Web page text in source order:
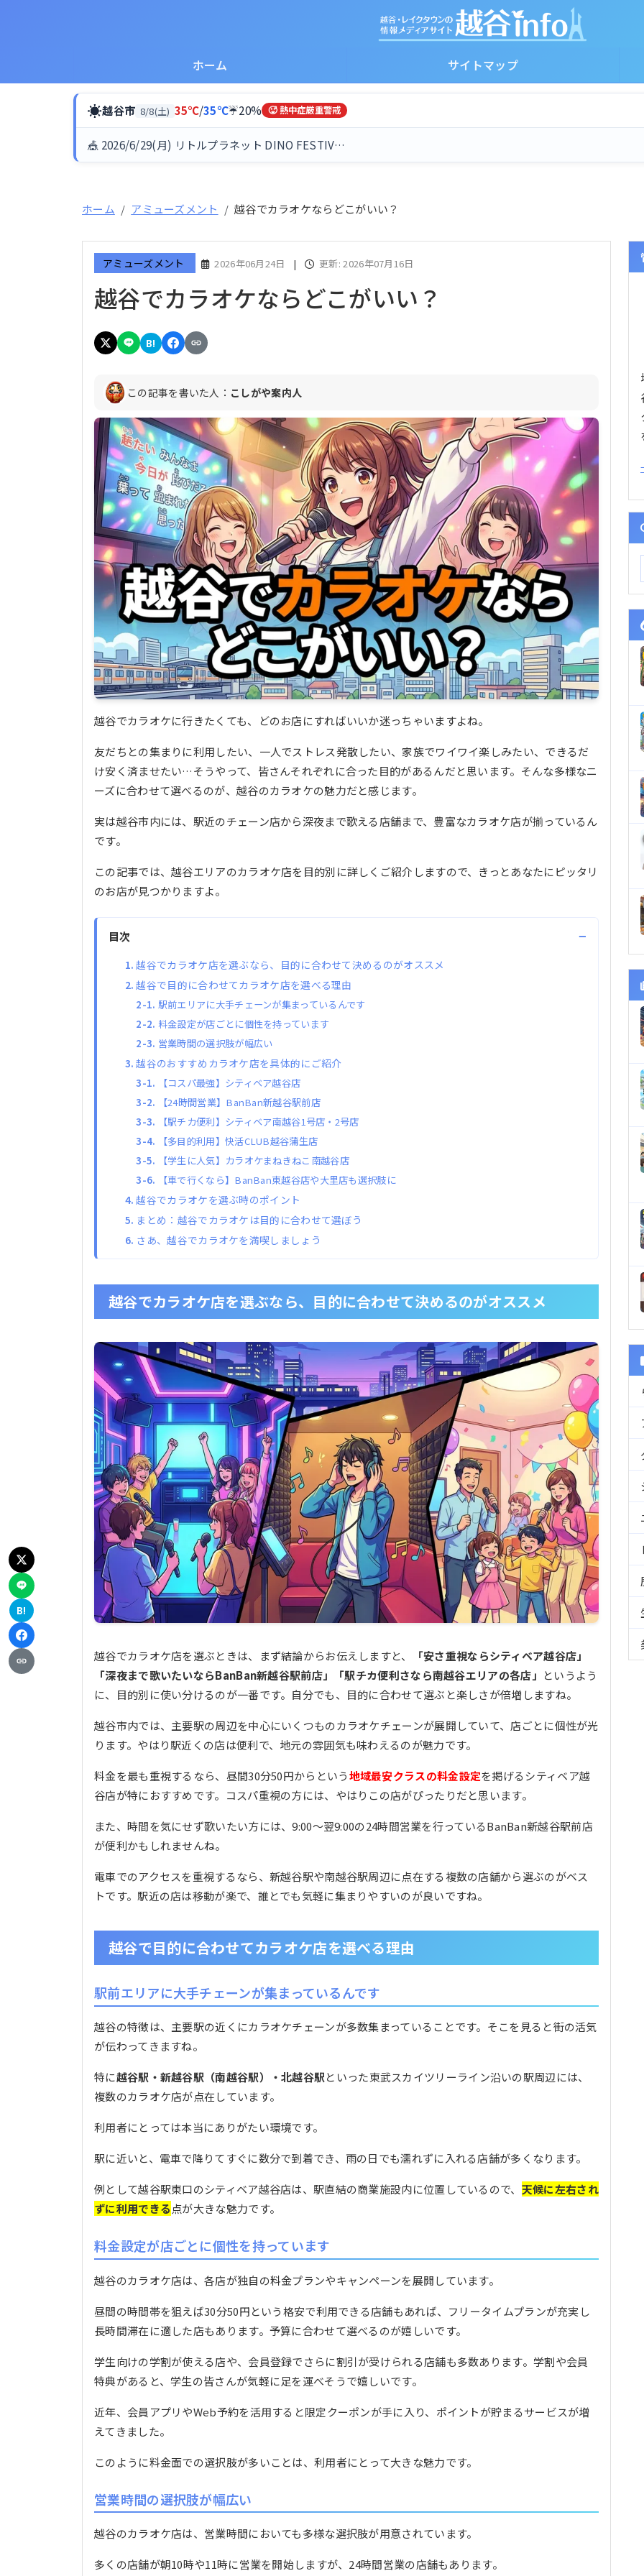
ホーム サイトマップ
☀越谷市 8/8(土) 35℃/35℃☔20% 🥵 熱中症厳重警戒
🎪 2026/6/29(月) リトルプラネット DINO FESTIV…
ホーム アミューズメント 越谷でカラオケならどこがいい？
アミューズメント 2026年06月24日 | 更新: 2026年07月16日
越谷でカラオケならどこがいい？
B!
この記事を書いた人： こしがや案内人
越谷でカラオケに行きたくても、どのお店にすればいいか迷っちゃいますよね。
友だちとの集まりに利用したい、一人でストレス発散したい、家族でワイワイ楽しみたい、できるだ
け安く済ませたい…そうやって、皆さんそれぞれに合った目的があるんだと思います。そんな多様なニ
ーズに合わせて選べるのが、越谷のカラオケの魅力だと感じます。
実は越谷市内には、駅近のチェーン店から深夜まで歌える店舗まで、豊富なカラオケ店が揃っているん
です。
この記事では、越谷エリアのカラオケ店を目的別に詳しくご紹介しますので、きっとあなたにピッタリ
のお店が見つかりますよ。
目次 −
越谷でカラオケ店を選ぶなら、目的に合わせて決めるのがオススメ
越谷で目的に合わせてカラオケ店を選べる理由
駅前エリアに大手チェーンが集まっているんです
料金設定が店ごとに個性を持っています
営業時間の選択肢が幅広い
越谷のおすすめカラオケ店を具体的にご紹介
【コスパ最強】シティベア越谷店
【24時間営業】BanBan新越谷駅前店
【駅チカ便利】シティベア南越谷1号店・2号店
【多目的利用】快活CLUB越谷蒲生店
【学生に人気】カラオケまねきねこ南越谷店
【車で行くなら】BanBan東越谷店や大里店も選択肢に
越谷でカラオケを選ぶ時のポイント
まとめ：越谷でカラオケは目的に合わせて選ぼう
さあ、越谷でカラオケを満喫しましょう
越谷でカラオケ店を選ぶなら、目的に合わせて決めるのがオススメ
越谷でカラオケ店を選ぶときは、まず結論からお伝えしますと、
「安さ重視ならシティベア越谷店」
「深夜まで歌いたいならBanBan新越谷駅前店」「駅チカ便利さなら南越谷エリアの各店」 というよう
に、目的別に使い分けるのが一番です。自分でも、目的に合わせて選ぶと楽しさが倍増しますね。
越谷市内では、主要駅の周辺を中心にいくつものカラオケチェーンが展開していて、店ごとに個性が光
ります。やはり駅近くの店は便利で、地元の雰囲気も味わえるのが魅力です。
料金を最も重視するなら、昼間30分50円からという地域最安クラスの料金設定を掲げるシティベア越
谷店が特におすすめです。コスパ重視の方には、やはりこの店がぴったりだと思います。
また、時間を気にせず歌いたい方には、9:00〜翌9:00の24時間営業を行っているBanBan新越谷駅前店
が便利かもしれませんね。
電車でのアクセスを重視するなら、新越谷駅や南越谷駅周辺に点在する複数の店舗から選ぶのがベス
トです。駅近の店は移動が楽で、誰とでも気軽に集まりやすいのが良いですね。
越谷で目的に合わせてカラオケ店を選べる理由
駅前エリアに大手チェーンが集まっているんです
越谷の特徴は、主要駅の近くにカラオケチェーンが多数集まっていることです。そこを見ると街の活気
が伝わってきますね。
特に越谷駅・新越谷駅（南越谷駅）・北越谷駅といった東武スカイツリーライン沿いの駅周辺には、
複数のカラオケ店が点在しています。
利用者にとっては本当にありがたい環境です。
駅に近いと、電車で降りてすぐに数分で到着でき、雨の日でも濡れずに入れる店舗が多くなります。
例として越谷駅東口のシティベア越谷店は、駅直結の商業施設内に位置しているので、 天候に左右され
ずに利用できる点が大きな魅力です。
料金設定が店ごとに個性を持っています
越谷のカラオケ店は、各店が独自の料金プランやキャンペーンを展開しています。
昼間の時間帯を狙えば30分50円という格安で利用できる店舗もあれば、フリータイムプランが充実し
長時間滞在に適した店もあります。予算に合わせて選べるのが嬉しいです。
学生向けの学割が使える店や、会員登録でさらに割引が受けられる店舗も多数あります。学割や会員
特典があると、学生の皆さんが気軽に足を運べそうで嬉しいです。
近年、会員アプリやWeb予約を活用すると限定クーポンが手に入り、ポイントが貯まるサービスが増
えてきました。
このように料金面での選択肢が多いことは、利用者にとって大きな魅力です。
営業時間の選択肢が幅広い
越谷のカラオケ店は、営業時間においても多様な選択肢が用意されています。
多くの店舗が朝10時や11時に営業を開始しますが、24時間営業の店舗もあります。
B!